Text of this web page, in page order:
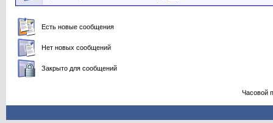
Есть новые сообщения
Нет новых сообщений
Закрыто для сообщений
Часовой